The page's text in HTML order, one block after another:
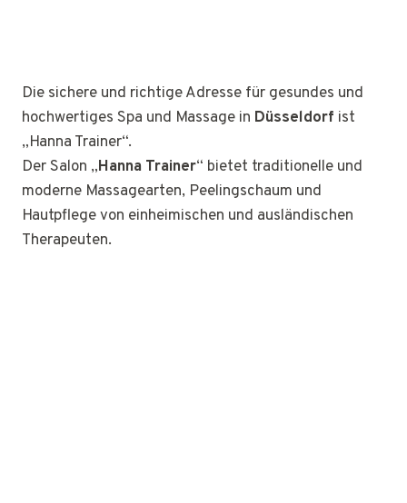
Die sichere und richtige Adresse für gesundes und
hochwertiges Spa und Massage in Düsseldorf ist
„Hanna Trainer“.
Der Salon „Hanna Trainer“ bietet traditionelle und
moderne Massagearten, Peelingschaum und
Hautpflege von einheimischen und ausländischen
Therapeuten.